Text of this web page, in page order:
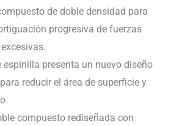
de doble densidad para
progresiva de fuerzas
espinilla presenta un nuevo diseño
reducir el área de superficie y
compuesto rediseñada con